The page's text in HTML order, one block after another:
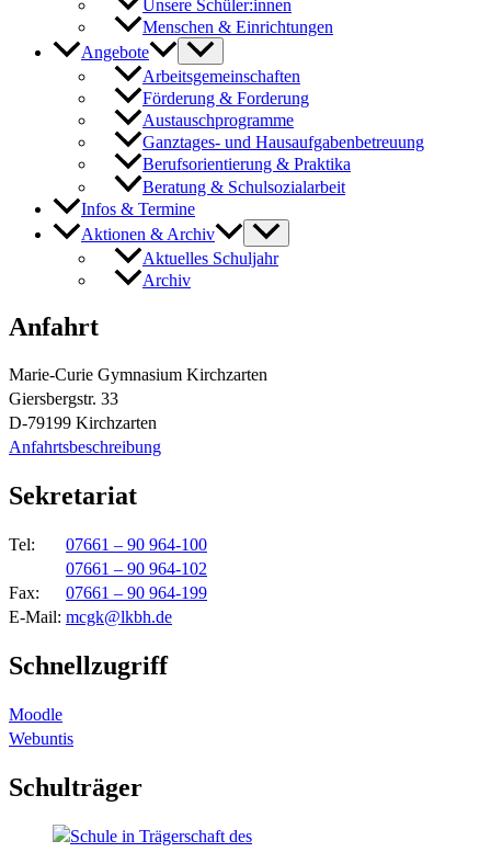
Unsere Schüler:innen
Menschen & Einrichtungen
Angebote
Arbeitsgemeinschaften
Förderung & Forderung
Austauschprogramme
Ganztages- und Hausaufgabenbetreuung
Berufsorientierung & Praktika
Beratung & Schulsozialarbeit
Infos & Termine
Aktionen & Archiv
Aktuelles Schuljahr
Archiv
Anfahrt
Marie-Curie Gymnasium Kirchzarten
Giersbergstr. 33
D-79199 Kirchzarten
Anfahrtsbeschreibung
Sekretariat
Tel: 07661 – 90 964-100
07661 – 90 964-102
Fax: 07661 – 90 964-199
E-Mail: mcgk@lkbh.de
Schnellzugriff
Moodle
Webuntis
Schulträger